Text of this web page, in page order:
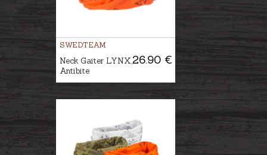
SWEDTEAM
26.90 €
Neck Gaiter LYNX,
Antibite